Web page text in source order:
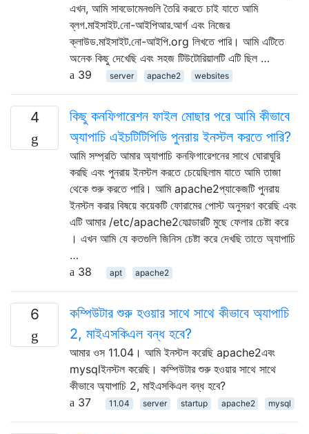
এখন, আমি সাবডোমেনগুলি তৈরি করতে চাই যাতে আমি
ব্লগ.মাইসাইট.নো-আইপিআর.আর্গ এবং নিজের
ক্লাউড.মাইসাইট.নো-আইপি.org লিখতে পারি। আমি এটিতে
অনেক কিছু দেখেছি এবং সহজ টিউটোরিয়ালটি এটি ছিল …
39
server apache2 websites
4
কিছু কনফিগারেশন ফাইল মোছার পরে আমি কীভাবে
অ্যাপাচি এইচটিটিপিডি পুনরায় ইনস্টল করতে পারি?
আমি সম্প্রতি আমার অ্যাপাচি কনফিগারেশনের সাথে ঘোরাঘুরি
করছি এবং পুনরায় ইনস্টল করতে চেয়েছিলাম যাতে আমি তাজা
থেকে শুরু করতে পারি। আমি apache2প্যাকেজটি পুনরায়
ইনস্টল করার বিষয়ে কয়েকটি ফোরামের পোস্ট অনুসরণ করেছি এবং
এটি আমার /etc/apache2ফোল্ডারটি মুছে ফেলার চেষ্টা করে
। এখন আমি যে কতগুলি জিনিস চেষ্টা করে দেখছি তাতে অ্যাপাচি
…
38
apt apache2
6
কম্পিউটার শুরু হওয়ার সাথে সাথে কীভাবে অ্যাপাচি
2, মাইএসকিএল বন্ধ হবে?
আমার ওস 11.04। আমি ইনস্টল করেছি apache2এবং
mysqlইনস্টল করেছি। কম্পিউটার শুরু হওয়ার সাথে সাথে
কীভাবে অ্যাপাচি 2, মাইএসকিএল বন্ধ হবে?
37
11.04 server startup apache2 mysql